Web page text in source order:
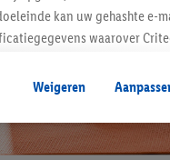
kan uw gehashte e-
waarover
d.w.z. advertenties
aan uw winkelmandje
worden
identificatiegegevens
Weigeren